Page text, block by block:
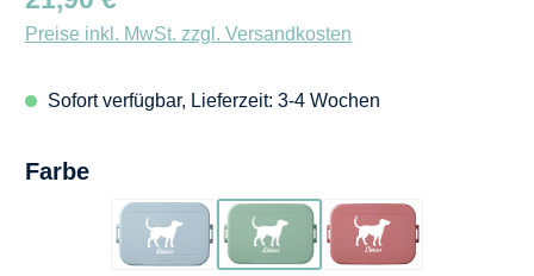
Preise inkl. MwSt. zzgl. Versandkosten
Sofort verfügbar, Lieferzeit: 3-4 Wochen
Farbeauswählen
Hellblau Mintgrün Dunkelrosa